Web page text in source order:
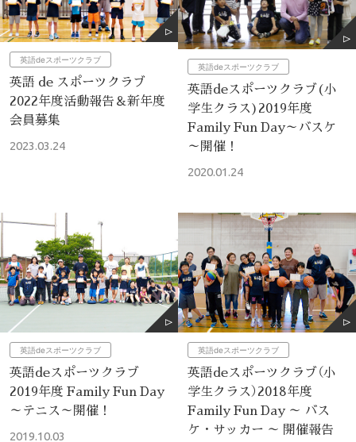
英語deスポーツクラブ
英語 de スポーツクラブ
2022年度活動報告＆新年度
会員募集
2023.03.24
英語deスポーツクラブ
英語deスポーツクラブ(小
学生クラス)2019年度
Family Fun Day～バスケ
～開催！
2020.01.24
英語deスポーツクラブ
英語deスポーツクラブ
2019年度 Family Fun Day
～テニス～開催！
2019.10.03
英語deスポーツクラブ
英語deスポーツクラブ（小
学生クラス）2018年度
Family Fun Day ～ バス
ケ・サッカー ～ 開催報告